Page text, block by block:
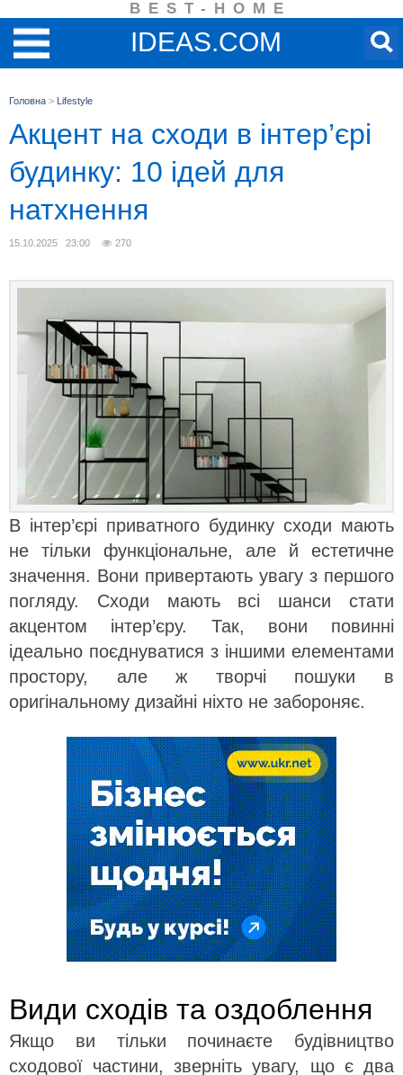
BEST-HOME
IDEAS.COM
Головна > Lifestyle
Акцент на сходи в інтер’єрі
будинку: 10 ідей для
натхнення
15.10.2025 23:00 270
В інтер’єрі приватного будинку сходи мають
не тільки функціональне, але й естетичне
значення. Вони привертають увагу з першого
погляду. Сходи мають всі шанси стати
акцентом інтер’єру. Так, вони повинні
ідеально поєднуватися з іншими елементами
простору, але ж творчі пошуки в
оригінальному дизайні ніхто не забороняє.
Види сходів та оздоблення
Якщо ви тільки починаєте будівництво
сходової частини, зверніть увагу, що є два